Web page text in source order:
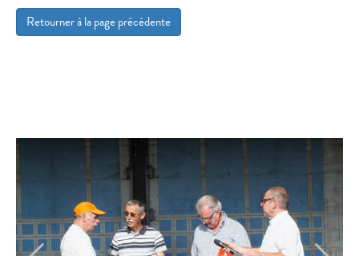
Retourner à la page précédente